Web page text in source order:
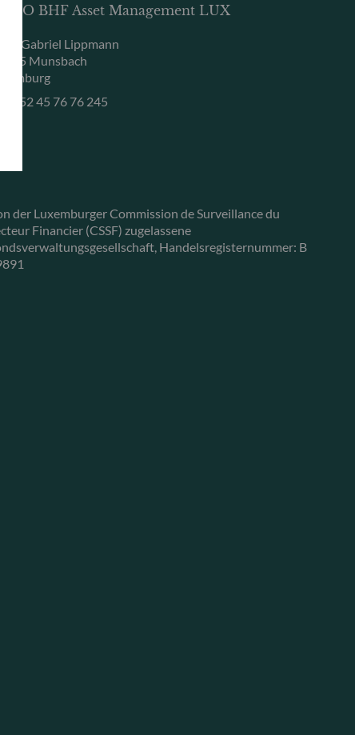
BHF Asset Management LUX
rue Gabriel Lippmann
5365 Munsbach
+352 45 76 76 245
der Luxemburger Commission de Surveillance du
Financier (CSSF) zugelassene
Handelsregisternummer: B